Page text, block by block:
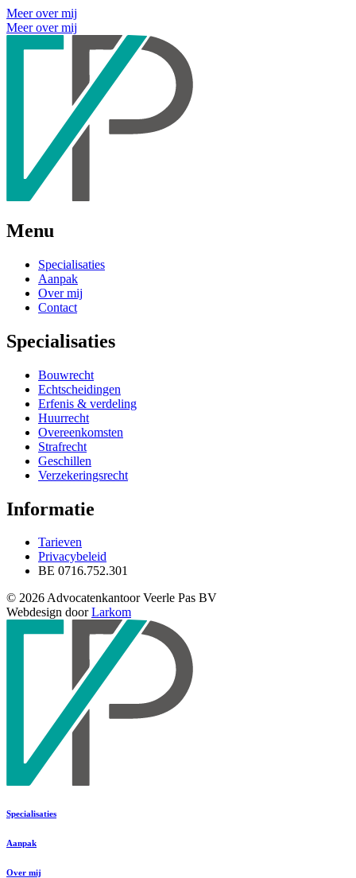
Meer over mij
Meer over mij
Menu
Specialisaties
Aanpak
Over mij
Contact
Specialisaties
Bouwrecht
Echtscheidingen
Erfenis & verdeling
Huurrecht
Overeenkomsten
Strafrecht
Geschillen
Verzekeringsrecht
Informatie
Tarieven
Privacybeleid
BE 0716.752.301
© 2026 Advocatenkantoor Veerle Pas BV
Webdesign doorLarkom
Specialisaties
Aanpak
Over mij